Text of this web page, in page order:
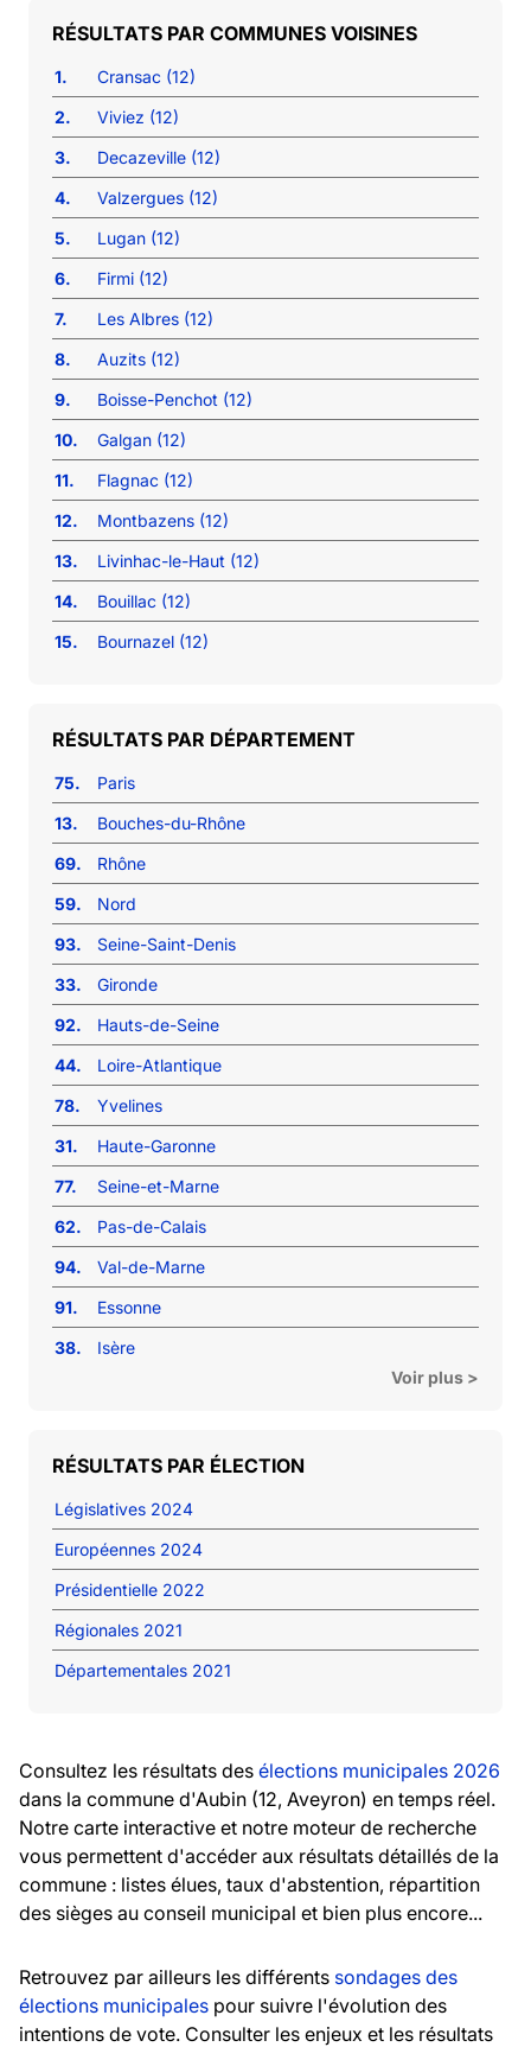
COMMUNES VOISINES
1.
Cransac (12)
2.
Viviez (12)
3.
Decazeville (12)
4.
Valzergues (12)
5.
Lugan (12)
6.
Firmi (12)
7.
Les Albres (12)
8.
Auzits (12)
9.
Boisse-Penchot (12)
10.
Galgan (12)
11.
Flagnac (12)
12.
Montbazens (12)
13.
Livinhac-le-Haut (12)
14.
Bouillac (12)
15.
Bournazel (12)
RÉSULTATS PAR DÉPARTEMENT
75.
Paris
13.
Bouches-du-Rhône
69.
Rhône
59.
Nord
93.
Seine-Saint-Denis
33.
Gironde
92.
Hauts-de-Seine
44.
Loire-Atlantique
78.
Yvelines
31.
Haute-Garonne
77.
Seine-et-Marne
62.
Pas-de-Calais
94.
Val-de-Marne
91.
Essonne
38.
Isère
Voir plus >
RÉSULTATS PAR ÉLECTION
Législatives 2024
Européennes 2024
Présidentielle 2022
Régionales 2021
Départementales 2021
Consultez les résultats des élections municipales 2026
dans la commune d'Aubin (12, Aveyron) en temps réel.
Notre carte interactive et notre moteur de recherche
vous permettent d'accéder aux résultats détaillés de la
commune : listes élues, taux d'abstention, répartition
des sièges au conseil municipal et bien plus encore...
Retrouvez par ailleurs les différents sondages des
élections municipales pour suivre l'évolution des
intentions de vote. Consulter les enjeux et les résultats